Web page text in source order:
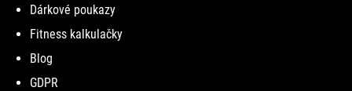
Dárkové poukazy
Fitness kalkulačky
Blog
GDPR